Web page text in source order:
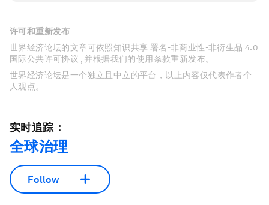
许可和重新发布
世界经济论坛的文章可依照知识共享 署名-非商业性-非衍生品 4.0
国际公共许可协议 , 并根据我们的使用条款重新发布。
世界经济论坛是一个独立且中立的平台，以上内容仅代表作者个
人观点。
实时追踪：
全球治理
Follow